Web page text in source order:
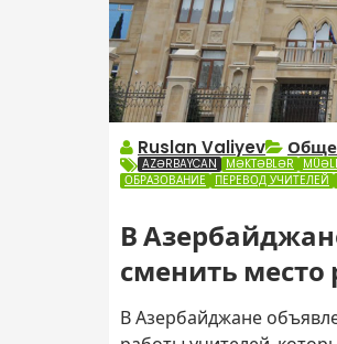
Ruslan Valiyev
AZƏRBAYCAN MƏKTƏBLƏR
ОБРАЗОВАНИЕ
ПЕРЕВОД УЧИТЕЛЕЙ
В
сменить место
В Азербайджане